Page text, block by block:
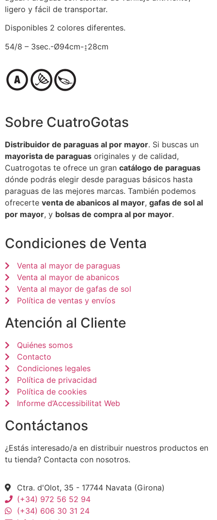
ligero y fácil de transportar.
Disponibles 2 colores diferentes.
54/8 – 3sec.-Ø94cm-↨28cm
Sobre CuatroGotas
Distribuidor de paraguas al por mayor. Si buscas un
mayorista de paraguas originales y de calidad,
Cuatrogotas te ofrece un gran catálogo de paraguas
dónde podrás elegir desde paraguas básicos hasta
paraguas de las mejores marcas. También podemos
ofrecerte venta de abanicos al mayor, gafas de sol al
por mayor, y bolsas de compra al por mayor.
Condiciones de Venta
Venta al mayor de paraguas
Venta al mayor de abanicos
Venta al mayor de gafas de sol
Política de ventas y envíos
Atención al Cliente
Quiénes somos
Contacto
Condiciones legales
Política de privacidad
Política de cookies
Informe d’Accessibilitat Web
Contáctanos
¿Estás interesado/a en distribuir nuestros productos en
tu tienda? Contacta con nosotros.
Ctra. d'Olot, 35 - 17744 Navata (Girona)
(+34) 972 56 52 94
(+34) 606 30 31 24